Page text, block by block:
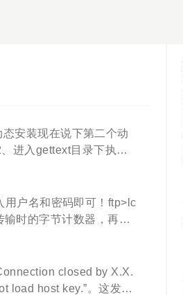
安装现在说下第二个动
进入gettext目录下执
bin/php-config（以上两
上gettext.soextension
户名和密码即可！ftp>lc
时的字节计数器，再执
ftp命令参数会话并退出li
前文档转换类型将远程
脑上的工作目录。默认
>ls 显示远程目录文
closed by X.X.
load host key.”。这发生